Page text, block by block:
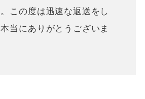
この度は迅速な返送をし
当にありがとうございま